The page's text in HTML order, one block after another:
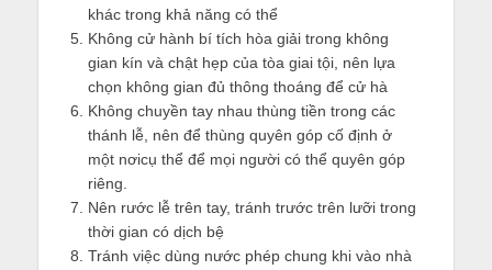
khác trong khả năng có thể
Không cử hành bí tích hòa giải trong không
gian kín và chật hẹp của tòa giai tội, nên lựa
chọn không gian đủ thông thoáng để cử hà
Không chuyền tay nhau thùng tiền trong các
thánh lễ, nên để thùng quyên góp cố định ở
một nơicụ thể để mọi người có thể quyên góp
riêng.
Nên rước lễ trên tay, tránh trước trên lưỡi trong
thời gian có dịch bệ
Tránh việc dùng nước phép chung khi vào nhà